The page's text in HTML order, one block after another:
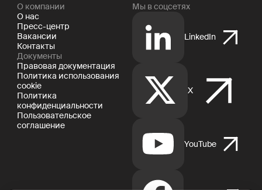
О компании
О нас
Пресс-центр
Вакансии
Контакты
Документы
Правовая документация
Политика использования
cookie
Политика
конфиденциальности
Пользовательское
соглашение
Мы в соцсетях
LinkedIn
X
YouTube